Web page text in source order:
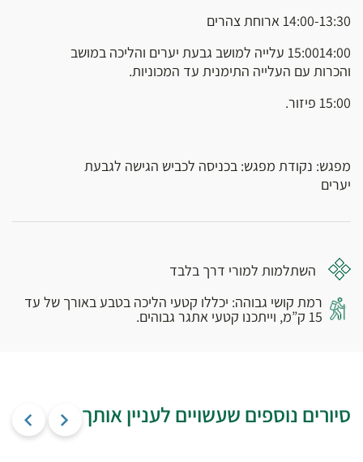
14:00-13:30 ארוחת צהרים
15:0014:00 עלייה למושב גבעת יערים והליכה במושב
והכרות עם העלייה התימנית עד המכוניות.
15:00 פיזור.
מפגש: נקודת מפגש: בכניסה לכביש הגישה לגבעת
יערים
השתלמות למורי דרך בלבד
רמת קושי גבוהה: יכללו קטעי הליכה בטבע באורך של עד
15 ק”מ, וייתכנו קטעי אתגר גבוהים.
סיורים נוספים שעשויים לעניין אותך